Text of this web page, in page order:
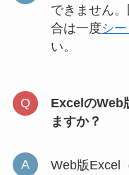
できません
合は一度シ
い。
ExcelのWeb
ますか？
Web版Excel